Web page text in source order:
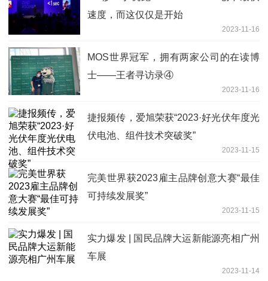
速度，而这仅仅是开始
2023-11-16
MOS世界冠军，拥有两家公司的在读博
士——王者寻访录④
2023-11-16
捷报频传，爱旭荣获“2023·好光伏年度光
伏电池、组件技术突破奖”
2023-11-15
完美世界获2023雇主品牌创意大赛“最佳
可持续发展奖”
2023-11-15
实力爆发 | 国民品牌大运新能源亮相广州
车展
2023-11-14